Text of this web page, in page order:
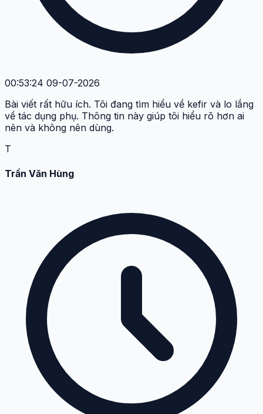
00:53:24 09-07-2026
Bài viết rất hữu ích. Tôi đang tìm hiểu về kefir và lo lắng
về tác dụng phụ. Thông tin này giúp tôi hiểu rõ hơn ai
nên và không nên dùng.
T
Trần Văn Hùng